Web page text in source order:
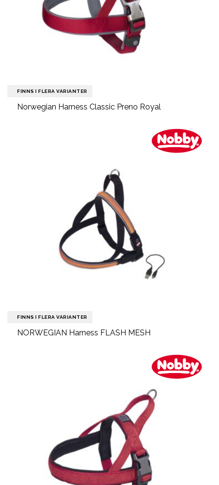
FINNS I FLERA VARIANTER
Norwegian Harness Classic Preno Royal
FINNS I FLERA VARIANTER
NORWEGIAN Harness FLASH MESH